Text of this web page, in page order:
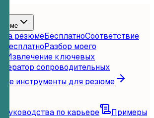
резюмеБесплатноСоответствие
БесплатноРазбор моего
Извлечение ключевых
Генератор сопроводительных
Все инструменты для резюме
руководства по карьере
Примеры